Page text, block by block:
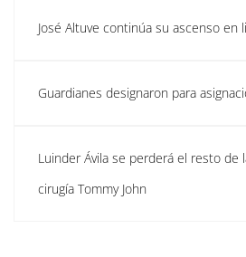
José Altuve continúa su ascenso en
Guardianes designaron para
Luinder Ávila se perderá el resto de
cirugía Tommy John